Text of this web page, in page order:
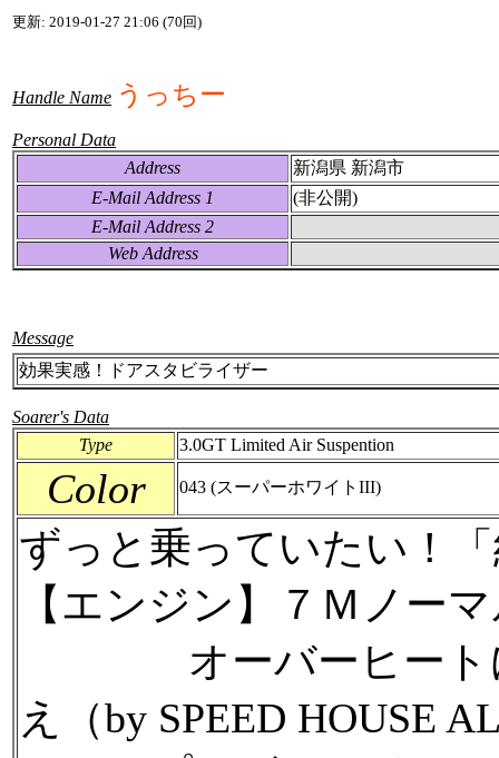
更新: 2019-01-27 21:06 (70回)
Handle Name うっちー
Personal Data
Address
新潟県 新潟市
E-Mail Address 1
(非公開)
E-Mail Address 2
Web Address
Message
効果実感！ドアスタビライザー
Soarer's Data
Type
3.0GT Limited Air Suspention
Color 043 (スーパーホワイトIII)
ずっと乗っていたい！
【エンジン】７Ｍノー
オーバーヒートに
え（by SPEED